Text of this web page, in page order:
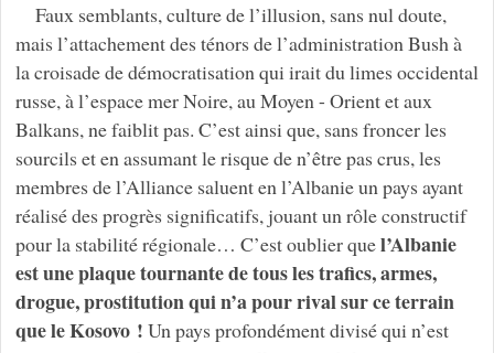
Faux semblants, culture de l’illusion, sans nul doute,
mais l’attachement des ténors de l’administration Bush à
la croisade de démocratisation qui irait du limes occidental
russe, à l’espace mer Noire, au Moyen - Orient et aux
Balkans, ne faiblit pas. C’est ainsi que, sans froncer les
sourcils et en assumant le risque de n’être pas crus, les
membres de l’Alliance saluent en l’Albanie un pays ayant
réalisé des progrès significatifs, jouant un rôle constructif
pour la stabilité régionale… C’est oublier quel’Albanie
est une plaque tournante de tous les trafics, armes,
drogue, prostitution qui n’a pour rival sur ce terrain
que le Kosovo ! Un pays profondément divisé qui n’est